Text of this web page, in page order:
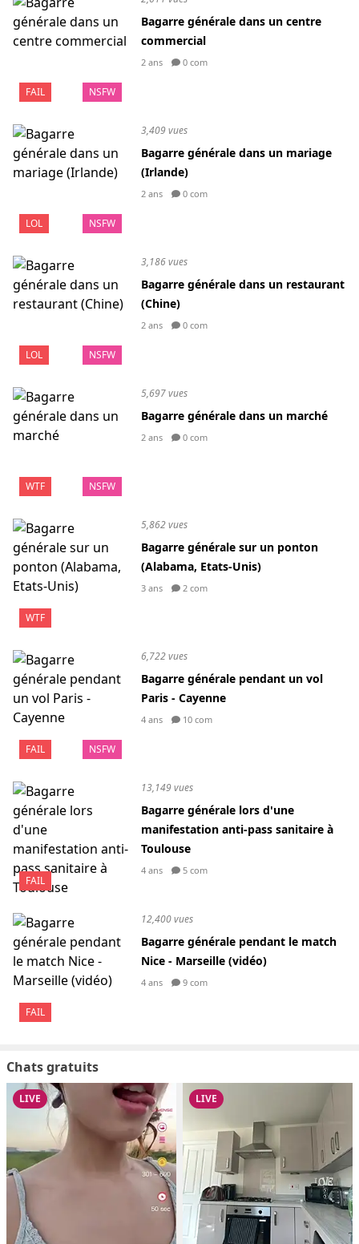
FAIL NSFW
Bagarre générale dans un centre
commercial
2 ans 0 com
LOL NSFW
3,409 vues
Bagarre générale dans un mariage
(Irlande)
2 ans 0 com
LOL NSFW
3,186 vues
Bagarre générale dans un restaurant
(Chine)
2 ans 0 com
WTF NSFW
5,697 vues
Bagarre générale dans un marché
2 ans 0 com
WTF
5,862 vues
Bagarre générale sur un ponton
(Alabama, Etats-Unis)
3 ans 2 com
FAIL NSFW
6,722 vues
Bagarre générale pendant un vol
Paris - Cayenne
4 ans 10 com
FAIL
13,149 vues
Bagarre générale lors d'une
manifestation anti-pass sanitaire à
Toulouse
4 ans 5 com
FAIL
12,400 vues
Bagarre générale pendant le match
Nice - Marseille (vidéo)
4 ans 9 com
Chats gratuits